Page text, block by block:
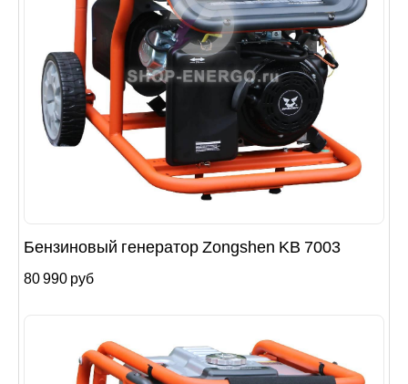
Бензиновый генератор Zongshen KB 7003
80 990 руб